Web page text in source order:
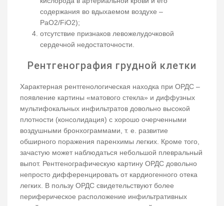
содержания во вдыхаемом воздухе –
РаО2/FiO2);
отсутствие признаков левожелудочковой
сердечной недостаточности.
Рентгенография грудной клетки
Характерная рентгенологическая находка при ОРДС –
появление картины «матового стекла» и диффузных
мультифокальных инфильтратов довольно высокой
плотности (консолидация) с хорошо очерченными
воздушными бронхограммами, т. е. развитие
обширного поражения паренхимы легких. Кроме того,
зачастую может наблюдаться небольшой плевральный
выпот. Рентгенографическую картину ОРДС довольно
непросто дифференцировать от кардиогенного отека
легких. В пользу ОРДС свидетельствуют более
периферическое расположение инфильтративных